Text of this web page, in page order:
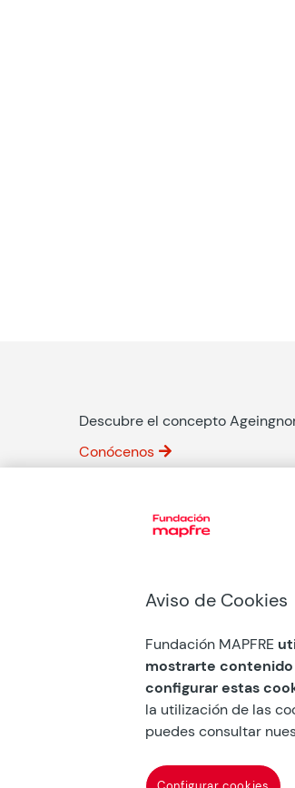
Descubre el concepto
Conócenos
Fundación Mapfre
Aviso de Cookies
Fundación MAPFRE
mostrarte contenido
configurar estas
la utilización de las
puedes consultar